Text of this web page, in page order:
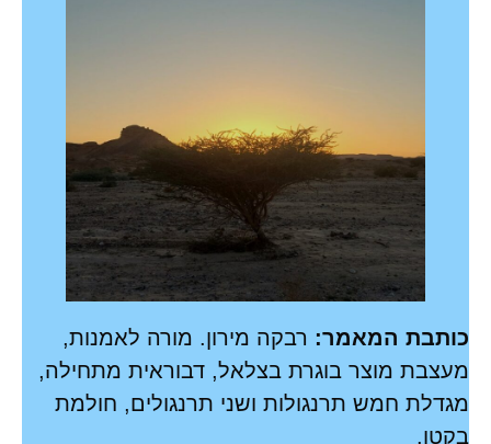
כותבת המאמר: רבקה מירון. מורה לאמנות,
מעצבת מוצר בוגרת בצלאל, דבוראית מתחילה,
מגדלת חמש תרנגולות ושני תרנגולים, חולמת
בקטן.